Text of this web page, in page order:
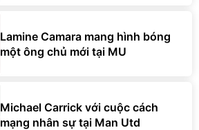
Lamine Camara mang hình bóng
một ông chủ mới tại MU
Michael Carrick với cuộc cách
mạng nhân sự tại Man Utd